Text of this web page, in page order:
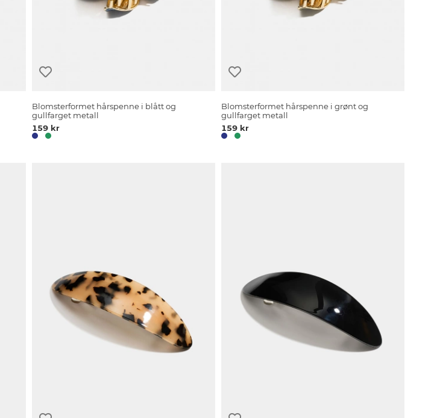
Blomsterformet hårspenne i blått og
gullfarget metall
159 kr
Blomsterformet hårspenne i grønt og
gullfarget metall
159 kr